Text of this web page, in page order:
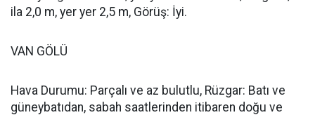
ila 2,0 m, yer yer 2,5 m, Görüş: İyi.
VAN GÖLÜ
Hava Durumu: Parçalı ve az bulutlu, Rüzgar: Batı ve
güneybatıdan, sabah saatlerinden itibaren doğu ve